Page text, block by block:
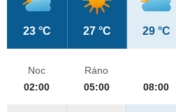
23 °C 27 °C 29 °C
Noc
02:00
Ráno
05:00
08:00